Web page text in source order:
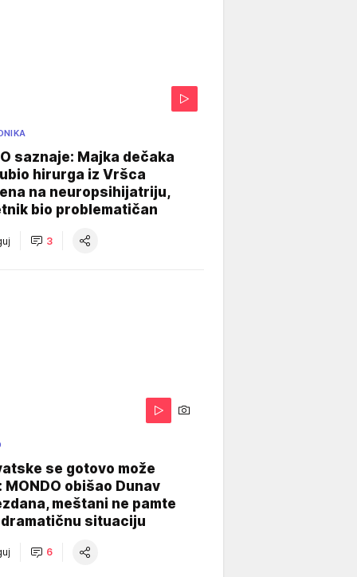
saznaje: Majka dečaka
hirurga iz Vršca
na neuropsihijatriju,
bio problematičan
3
se gotovo može
MONDO obišao Dunav
meštani ne pamte
situaciju
6